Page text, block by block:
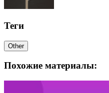
Теги
Other
Похожие материалы: